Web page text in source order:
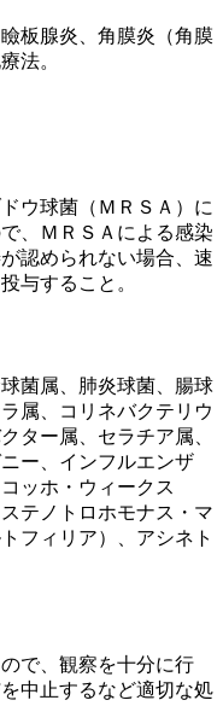
板腺炎、角膜炎（角膜
法。
ウ球菌（ＭＲＳＡ）に
、ＭＲＳＡによる感染
認められない場合、速
与すること。
菌属、肺炎球菌、腸球
属、コリネバクテリウ
ター属、セラチア属、
ー、インフルエンザ
ッホ・ウィークス
テノトロホモナス・マ
フィリア）、アシネト
で、観察を十分に行
中止するなど適切な処